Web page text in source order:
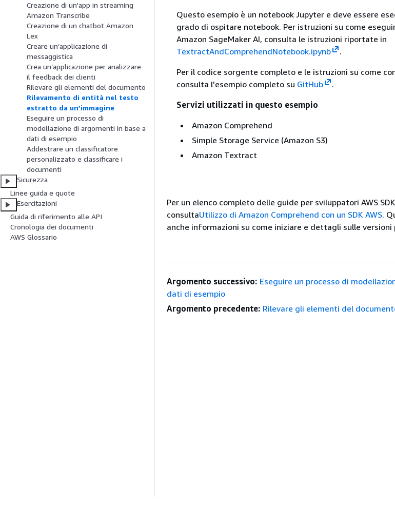
Creazione di un'app in streaming
Amazon Transcribe
Creazione di un chatbot Amazon
Lex
Creare un’applicazione di
messaggistica
Crea un’applicazione per analizzare
il feedback dei clienti
Rilevare gli elementi del documento
Rilevamento di entità nel testo
estratto da un’immagine
Eseguire un processo di
modellazione di argomenti in base a
dati di esempio
Addestrare un classificatore
personalizzato e classificare i
documenti
Sicurezza
Linee guida e quote
Esercitazioni
Guida di riferimento alle API
Cronologia dei documenti
AWS Glossario
Questo esempio è un notebook Jupyter e deve essere
grado di ospitare notebook. Per istruzioni su come
Amazon SageMaker AI, consulta le istruzioni riportate in
TextractAndComprehendNotebook.ipynb
.
Per il codice sorgente completo e le istruzioni su come
consulta l'esempio completo su GitHub
.
Servizi utilizzati in questo esempio
Amazon Comprehend
Simple Storage Service (Amazon S3)
Amazon Textract
Per un elenco completo delle guide per sviluppatori AWS
consultaUtilizzo di Amazon Comprehend con un SDK AWS.
anche informazioni su come iniziare e dettagli sulle versioni
Argomento successivo: Eseguire un processo di
dati di esempio
Argomento precedente: Rilevare gli elementi del